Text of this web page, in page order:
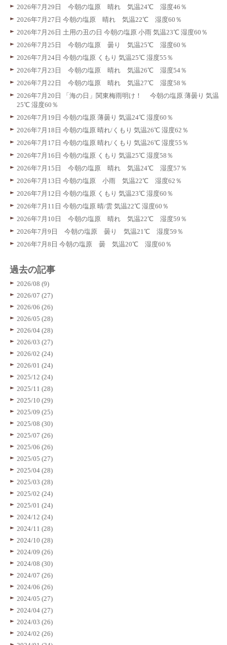
2026年7月29日 今朝の塩原 晴れ 気温24℃ 湿度46％
2026年7月27日 今朝の塩原 晴れ 気温22℃ 湿度60％
2026年7月26日 土用の丑の日 今朝の塩原 小雨 気温23℃ 湿度60％
2026年7月25日 今朝の塩原 曇り 気温25℃ 湿度60％
2026年7月24日 今朝の塩原 くもり 気温25℃ 湿度55％
2026年7月23日 今朝の塩原 晴れ 気温26℃ 湿度54％
2026年7月22日 今朝の塩原 晴れ 気温27℃ 湿度58％
2026年7月20日 「海の日」関東梅雨明け！ 今朝の塩原 薄曇り 気温
25℃ 湿度60％
2026年7月19日 今朝の塩原 薄曇り 気温24℃ 湿度60％
2026年7月18日 今朝の塩原 晴れ/くもり 気温26℃ 湿度62％
2026年7月17日 今朝の塩原 晴れ/くもり 気温26℃ 湿度55％
2026年7月16日 今朝の塩原 くもり 気温25℃ 湿度58％
2026年7月15日 今朝の塩原 晴れ 気温24℃ 湿度57％
2026年7月13日 今朝の塩原 小雨 気温22℃ 湿度62％
2026年7月12日 今朝の塩原 くもり 気温23℃ 湿度60％
2026年7月11日 今朝の塩原 晴/雲 気温22℃ 湿度60％
2026年7月10日 今朝の塩原 晴れ 気温22℃ 湿度59％
2026年7月9日 今朝の塩原 曇り 気温21℃ 湿度59％
2026年7月8日 今朝の塩原 曇 気温20℃ 湿度60％
過去の記事
2026/08 (9)
2026/07 (27)
2026/06 (26)
2026/05 (28)
2026/04 (28)
2026/03 (27)
2026/02 (24)
2026/01 (24)
2025/12 (24)
2025/11 (28)
2025/10 (29)
2025/09 (25)
2025/08 (30)
2025/07 (26)
2025/06 (26)
2025/05 (27)
2025/04 (28)
2025/03 (28)
2025/02 (24)
2025/01 (24)
2024/12 (24)
2024/11 (28)
2024/10 (28)
2024/09 (26)
2024/08 (30)
2024/07 (26)
2024/06 (26)
2024/05 (27)
2024/04 (27)
2024/03 (26)
2024/02 (26)